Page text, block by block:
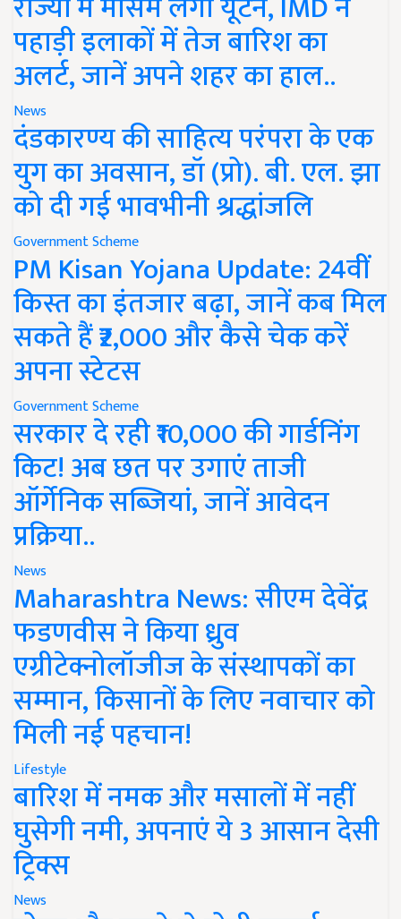
पहाड़ी इलाकों में तेज बारिश का
अलर्ट, जानें अपने शहर का हाल..
News
दंडकारण्य की साहित्य परंपरा के एक
युग का अवसान, डॉ (प्रो). बी. एल. झा
को दी गई भावभीनी श्रद्धांजलि
Government Scheme
PM Kisan Yojana Update: 24वीं
किस्त का इंतजार बढ़ा, जानें कब मिल
सकते हैं ₹2,000 और कैसे चेक करें
अपना स्टेटस
Government Scheme
सरकार दे रही ₹10,000 की गार्डनिंग
किट! अब छत पर उगाएं ताजी
ऑर्गेनिक सब्जियां, जानें आवेदन
प्रक्रिया..
News
Maharashtra News: सीएम देवेंद्र
फडणवीस ने किया ध्रुव
एग्रीटेक्नोलॉजीज के संस्थापकों का
सम्मान, किसानों के लिए नवाचार को
मिली नई पहचान!
Lifestyle
बारिश में नमक और मसालों में नहीं
घुसेगी नमी, अपनाएं ये 3 आसान देसी
ट्रिक्स
News